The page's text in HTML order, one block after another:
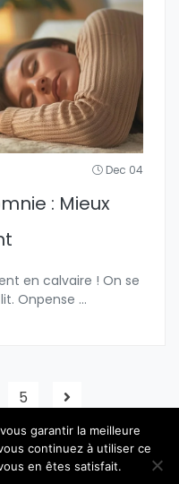
Dec 04
: Mieux
en calvaire ! On se
Onpense ...
5
garantir la meilleure
continuez à utiliser ce
en êtes satisfait.